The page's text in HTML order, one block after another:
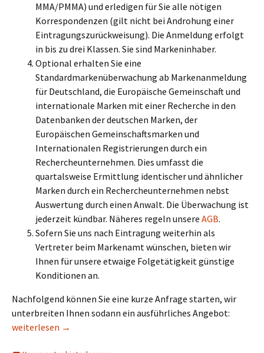
MMA/PMMA) und erledigen für Sie alle nötigen
Korrespondenzen (gilt nicht bei Androhung einer
Eintragungszurückweisung). Die Anmeldung erfolgt
in bis zu drei Klassen. Sie sind Markeninhaber.
Optional erhalten Sie eine
Standardmarkenüberwachung ab Markenanmeldung
für Deutschland, die Europäische Gemeinschaft und
internationale Marken mit einer Recherche in den
Datenbanken der deutschen Marken, der
Europäischen Gemeinschaftsmarken und
Internationalen Registrierungen durch ein
Rechercheunternehmen. Dies umfasst die
quartalsweise Ermittlung identischer und ähnlicher
Marken durch ein Rechercheunternehmen nebst
Auswertung durch einen Anwalt. Die Überwachung ist
jederzeit kündbar. Näheres regeln unsere AGB.
Sofern Sie uns nach Eintragung weiterhin als
Vertreter beim Markenamt wünschen, bieten wir
Ihnen für unsere etwaige Folgetätigkeit günstige
Konditionen an.
Nachfolgend können Sie eine kurze Anfrage starten, wir
unterbreiten Ihnen sodann ein ausführliches Angebot:
Ausdehnung einer Basismarke nach MMA/PMMA durch
weiterlesen →